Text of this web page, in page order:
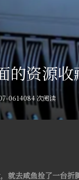
的资源收
0614084 次阅读
就去咸鱼捡了一台折